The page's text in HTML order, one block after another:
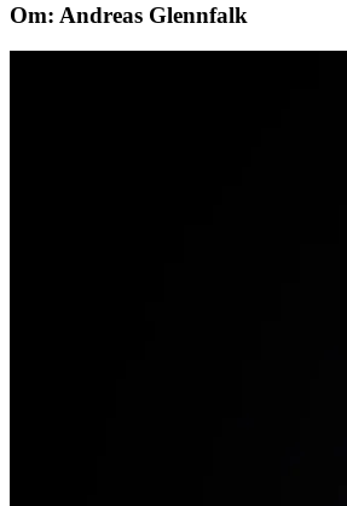
Om: Andreas Glennfalk